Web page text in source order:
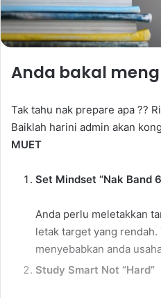
Anda bakal
Tak tahu nak prepare apa ??
Baiklah harini admin akan
MUET
Set Mindset “Nak Band
Anda perlu meletakkan
letak target yang
menyebabkan anda
Study Smart Not “Hard”